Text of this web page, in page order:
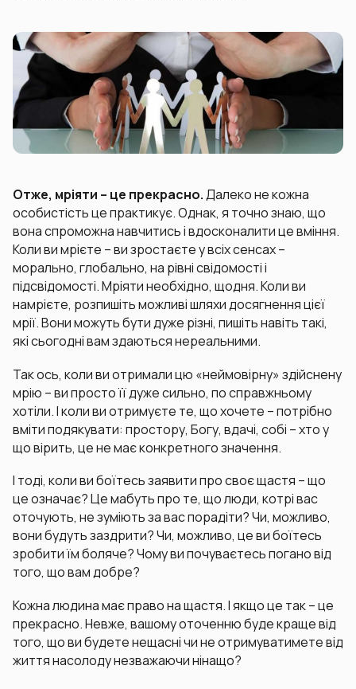
Отже, мріяти – це прекрасно.Далеко не кожна
особистість це практикує. Однак, я точно знаю, що
вона спроможна навчитись і вдосконалити це вміння.
Коли ви мрієте – ви зростаєте у всіх сенсах –
морально, глобально, на рівні свідомості і
підсвідомості. Мріяти необхідно, щодня. Коли ви
намрієте, розпишіть можливі шляхи досягнення цієї
мрії. Вони можуть бути дуже різні, пишіть навіть такі,
які сьогодні вам здаються нереальними.
Так ось, коли ви отримали цю «неймовірну» здійснену
мрію – ви просто її дуже сильно, по справжньому
хотіли. І коли ви отримуєте те, що хочете – потрібно
вміти подякувати: простору, Богу, вдачі, собі – хто у
що вірить, це не має конкретного значення.
І тоді, коли ви боїтесь заявити про своє щастя – що
це означає? Це мабуть про те, що люди, котрі вас
оточують, не зуміють за вас порадіти? Чи, можливо,
вони будуть заздрити? Чи, можливо, це ви боїтесь
зробити їм боляче? Чому ви почуваєтесь погано від
того, що вам добре?
Кожна людина має право на щастя. І якщо це так – це
прекрасно. Невже, вашому оточенню буде краще від
того, що ви будете нещасні чи не отримуватимете від
життя насолоду незважаючи нінащо?